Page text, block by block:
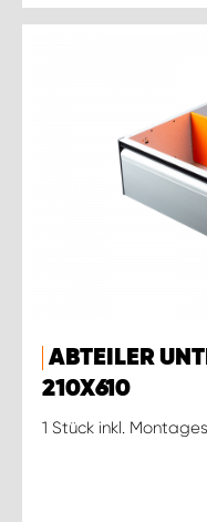
ABTEILER
210X610
1 Stück inkl.